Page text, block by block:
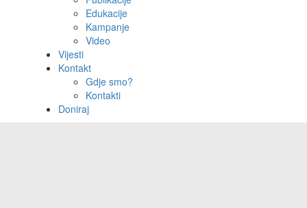
Edukacije
Kampanje
Video
Vijesti
Kontakt
Gdje smo?
Kontakti
Doniraj